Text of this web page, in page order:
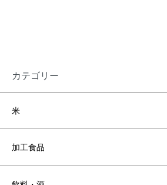
カテゴリー
米
加工食品